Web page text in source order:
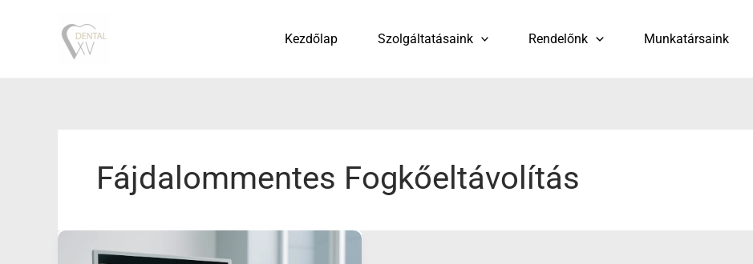
Kezdőlap Szolgáltatásaink Rendelőnk Munkatársaink
Fájdalommentes Fogkőeltávolítás